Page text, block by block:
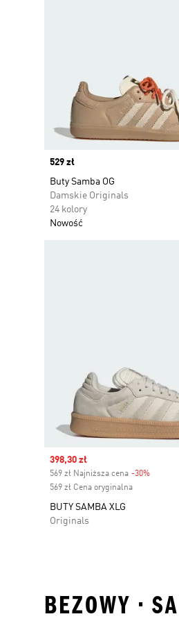
Price
529 zł
Buty Samba OG
Damskie Originals
24 kolory
Nowość
Sale price
398,30 zł
569 zł Najniższa cena -30%
569 zł Cena oryginalna
BUTY SAMBA XLG
Originals
BEZOWY •